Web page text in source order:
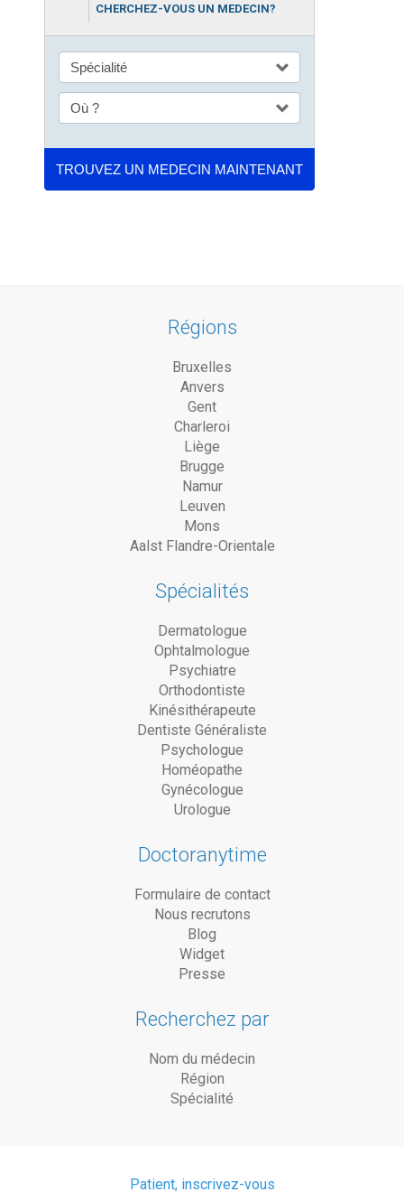
CHERCHEZ-VOUS UN MEDECIN?
Régions
Bruxelles
Anvers
Gent
Charleroi
Liège
Brugge
Namur
Leuven
Mons
Aalst Flandre-Orientale
Spécialités
Dermatologue
Ophtalmologue
Psychiatre
Orthodontiste
Kinésithérapeute
Dentiste Généraliste
Psychologue
Homéopathe
Gynécologue
Urologue
Doctoranytime
Formulaire de contact
Nous recrutons
Blog
Widget
Presse
Recherchez par
Nom du médecin
Région
Spécialité
Patient, inscrivez-vous